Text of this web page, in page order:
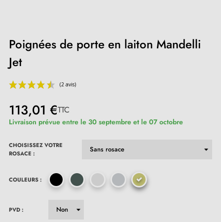
Poignées de porte en laiton Mandelli
Jet
113,01 €TTC
Livraison prévue entre le 30 septembre et le 07 octobre
CHOISISSEZ VOTRE
ROSACE :
COULEURS :
PVD :